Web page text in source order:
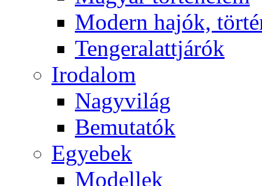
Modern hajók,
Tengeralattjárók
Irodalom
Nagyvilág
Bemutatók
Egyebek
Modellek